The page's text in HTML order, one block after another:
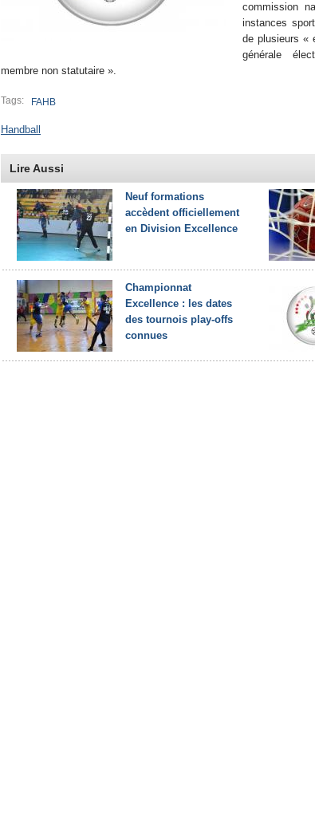
commission
instances
de plusieurs «
générale
membre non statutaire ».
Tags: FAHB
Handball
Lire Aussi
Neuf formations
accèdent officiellement
en Division Excellence
Championnat
Excellence : les dates
des tournois play-offs
connues